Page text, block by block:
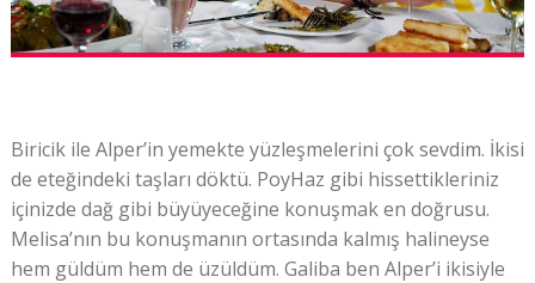
Biricik ile Alper’in yemekte yüzleşmelerini çok sevdim. İkisi
de eteğindeki taşları döktü. PoyHaz gibi hissettikleriniz
içinizde dağ gibi büyüyeceğine konuşmak en doğrusu.
Melisa’nın bu konuşmanın ortasında kalmış halineyse
hem güldüm hem de üzüldüm. Galiba ben Alper’i ikisiyle